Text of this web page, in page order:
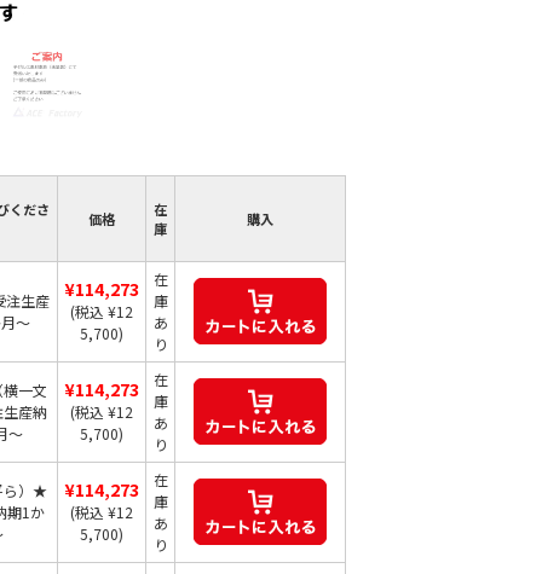
くださ 価格
在
庫
購入
生産
～
¥114,273
(税込 ¥12
5,700)
在
庫
あ
り
一文
産納
～
¥114,273
(税込 ¥12
5,700)
在
庫
あ
り
ら）★
期1か
¥114,273
(税込 ¥12
5,700)
在
庫
あ
り